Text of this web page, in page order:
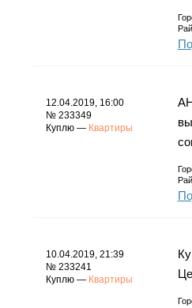
12.04.2019, 16:00
№ 233349
Куплю — Квартиры
10.04.2019, 21:39
№ 233241
Куплю — Квартиры